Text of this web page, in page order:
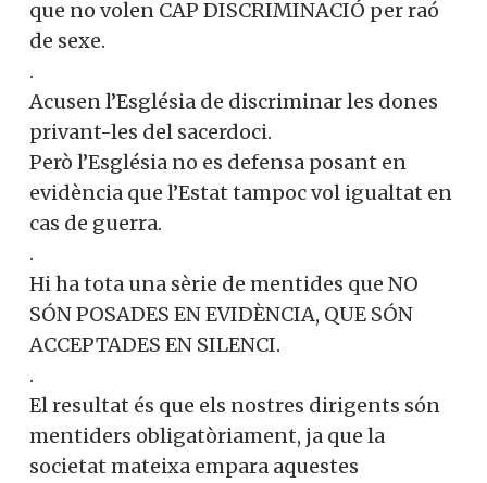
que no volen CAP DISCRIMINACIÓ per raó
de sexe.
.
Acusen l’Església de discriminar les dones
privant-les del sacerdoci.
Però l’Església no es defensa posant en
evidència que l’Estat tampoc vol igualtat en
cas de guerra.
.
Hi ha tota una sèrie de mentides que NO
SÓN POSADES EN EVIDÈNCIA, QUE SÓN
ACCEPTADES EN SILENCI.
.
El resultat és que els nostres dirigents són
mentiders obligatòriament, ja que la
societat mateixa empara aquestes